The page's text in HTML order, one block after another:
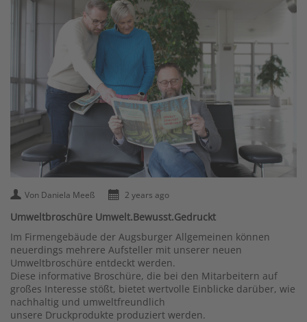
Von Daniela Meeß 2 years ago
Umweltbroschüre Umwelt.Bewusst.Gedruckt
Im Firmengebäude der Augsburger Allgemeinen können
neuerdings mehrere Aufsteller mit unserer neuen
Umweltbroschüre entdeckt werden.
Diese informative Broschüre, die bei den Mitarbeitern auf
großes Interesse stößt, bietet wertvolle Einblicke darüber, wie
nachhaltig und umweltfreundlich
unsere Druckprodukte produziert werden.